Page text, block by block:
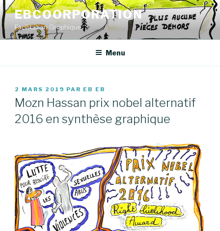
Aller
au
contenu
principal
EBCOORPORATION
Facilitation Graphique
Menu
PUBLIÉ
LE
2 MARS 2019 PAR EB EB
Mozn Hassan prix nobel alternatif
2016 en synthèse graphique